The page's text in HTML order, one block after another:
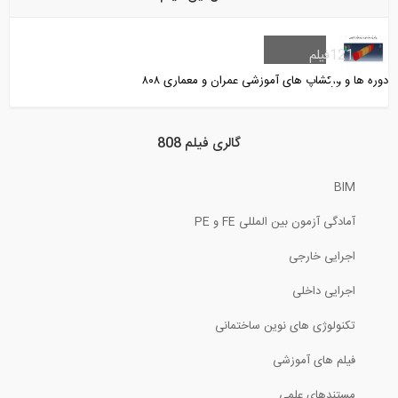
101:45
فیلم جلسه اول دوره آنلاین آموزش کاربردی...
3:38
بخشی از فیلم آموزشی مدلسازی شبه...
آموزش آیین نامه ۲۸۰۰- قسمت اول (ویژه...
دوره ها و ورکشاپ های آموزشی عمران و معماری ۸۰۸
121فیلم
گالری فیلم 808
BIM
آمادگی آزمون بین المللی FE و PE
اجرایی خارجی
اجرایی داخلی
تکنولوژی های نوین ساختمانی
فیلم های آموزشی